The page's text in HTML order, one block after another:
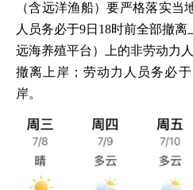
（含远洋渔船）要严格落实当
人员务必于9日18时前全部撤
远海养殖平台）上的非劳动力
撤离上岸；劳动力人员务必
岸。